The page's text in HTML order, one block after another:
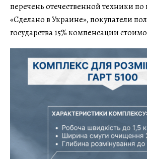
перечень отечественной техники
«Сделано в Украине», покупатели
государства 15% компенсации